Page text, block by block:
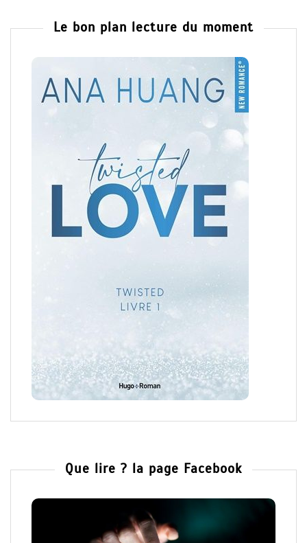
Le bon plan lecture du moment
Que lire ? la page Facebook